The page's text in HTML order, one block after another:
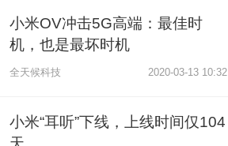
小米OV冲击5G高端：最佳时
机，也是最坏时机
全天候科技 2020-03-13 10:32
小米“耳听”下线，上线时间仅104